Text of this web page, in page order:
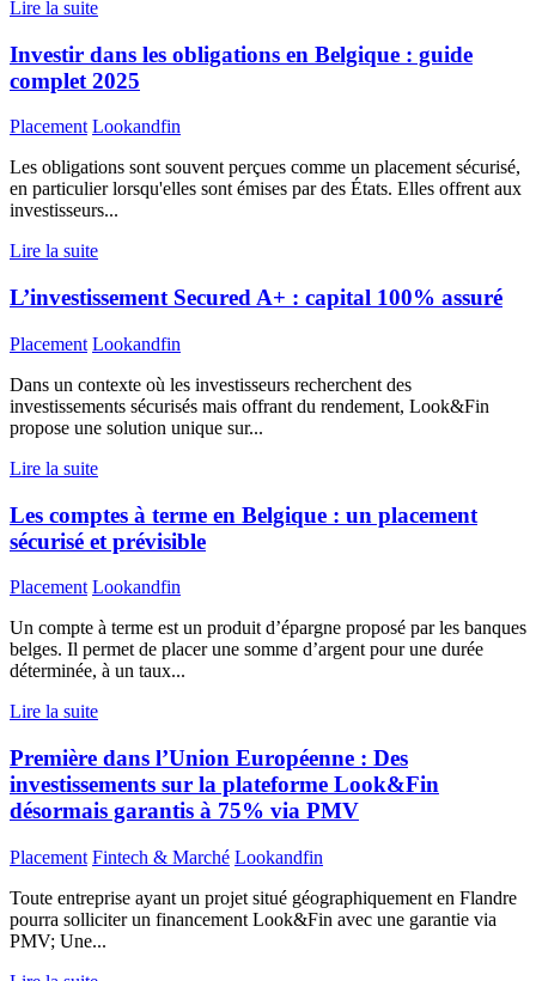
Lire la suite
Investir dans les obligations en Belgique : guide
complet 2025
Placement Lookandfin
Les obligations sont souvent perçues comme un placement sécurisé,
en particulier lorsqu'elles sont émises par des États. Elles offrent aux
investisseurs...
Lire la suite
L’investissement Secured A+ : capital 100% assuré
Placement Lookandfin
Dans un contexte où les investisseurs recherchent des
investissements sécurisés mais offrant du rendement, Look&Fin
propose une solution unique sur...
Lire la suite
Les comptes à terme en Belgique : un placement
sécurisé et prévisible
Placement Lookandfin
Un compte à terme est un produit d’épargne proposé par les banques
belges. Il permet de placer une somme d’argent pour une durée
déterminée, à un taux...
Lire la suite
Première dans l’Union Européenne : Des
investissements sur la plateforme Look&Fin
désormais garantis à 75% via PMV
Placement Fintech & Marché Lookandfin
Toute entreprise ayant un projet situé géographiquement en Flandre
pourra solliciter un financement Look&Fin avec une garantie via
PMV; Une...